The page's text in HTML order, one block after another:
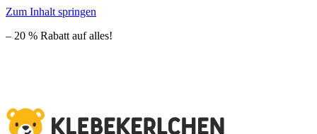
Zum Inhalt springen
– 20 % Rabatt auf alles!